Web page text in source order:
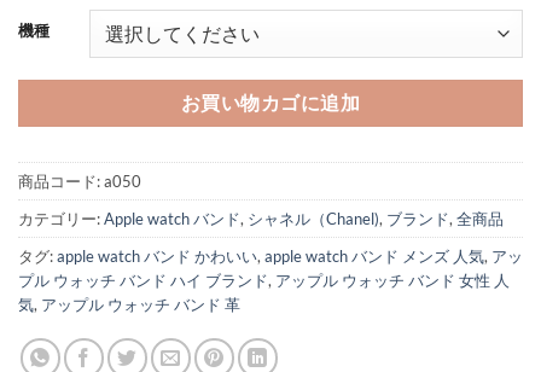
機種
お買い物カゴに追加
商品コード:a050
カテゴリー:Apple watch バンド, シャネル（Chanel), ブランド, 全商品
タグ:apple watch バンド かわいい, apple watch バンド メンズ 人気, アッ
プル ウォッチ バンド ハイ ブランド, アップル ウォッチ バンド 女性 人
気, アップル ウォッチ バンド 革